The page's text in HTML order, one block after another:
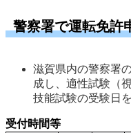
警察署で運転免許
滋賀県内の警察署
成し、適性試験（
技能試験の受験日
受付時間等